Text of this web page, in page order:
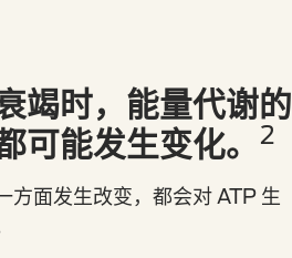
竭时，能量代谢的
可能发生变化。
2
方面发生改变，都会对 ATP 生